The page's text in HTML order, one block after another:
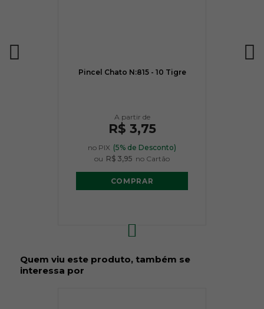
Pincel Chato N:815 - 10 Tigre
R$ 3,75
no PIX (5% de Desconto)
ou R$ 3,95 no Cartão
COMPRAR
Quem viu este produto, também se
interessa por